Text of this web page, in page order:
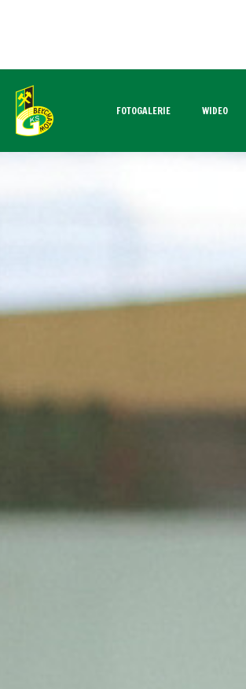
FOTOGALERIE WIDEO